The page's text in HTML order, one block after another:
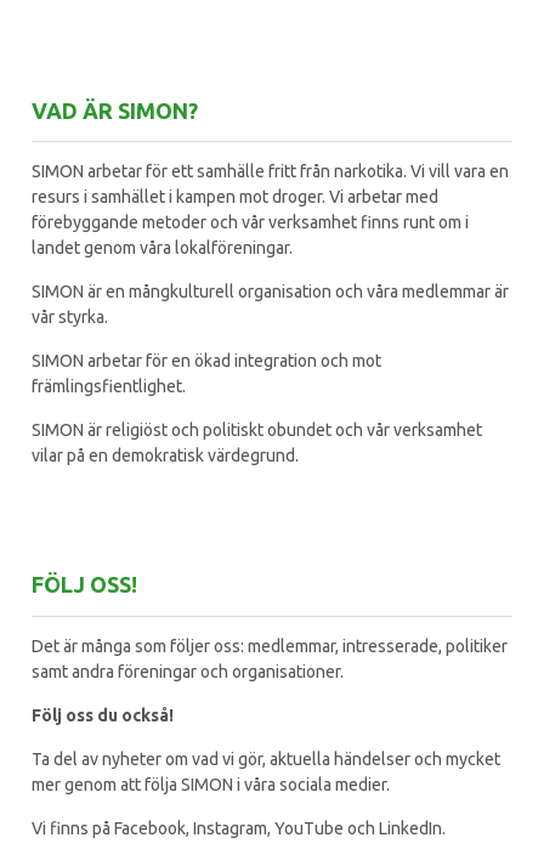
VAD ÄR SIMON?
SIMON arbetar för ett samhälle fritt från narkotika. Vi vill vara en
resurs i samhället i kampen mot droger. Vi arbetar med
förebyggande metoder och vår verksamhet finns runt om i
landet genom våra lokalföreningar.
SIMON är en mångkulturell organisation och våra medlemmar är
vår styrka.
SIMON arbetar för en ökad integration och mot
främlingsfientlighet.
SIMON är religiöst och politiskt obundet och vår verksamhet
vilar på en demokratisk värdegrund.
FÖLJ OSS!
Det är många som följer oss: medlemmar, intresserade, politiker
samt andra föreningar och organisationer.
Följ oss du också!
Ta del av nyheter om vad vi gör, aktuella händelser och mycket
mer genom att följa SIMON i våra sociala medier.
Vi finns på Facebook, Instagram, YouTube och LinkedIn.